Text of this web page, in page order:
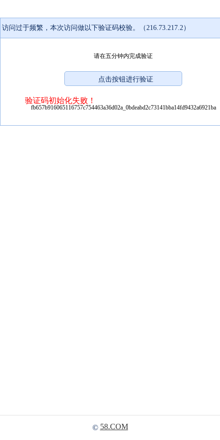
访问过于频繁，本次访问做以下验证码校验。（216.73.217.2）
请在五分钟内完成验证
验证码初始化失败！
fb657b916065116757c754463a36d02a_0bdeabd2c73141bba14fd9432a6921ba
© 58.COM